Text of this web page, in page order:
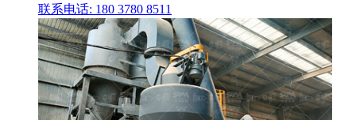
联系电话: 180 3780 8511